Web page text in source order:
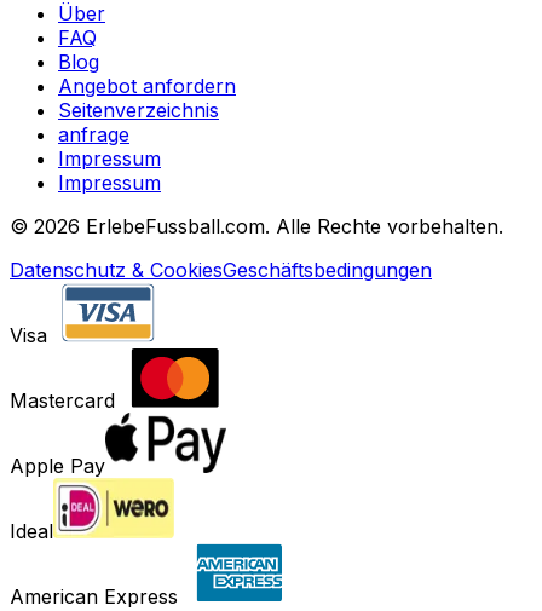
Über
FAQ
Blog
Angebot anfordern
Seitenverzeichnis
anfrage
Impressum
Impressum
© 2026 ErlebeFussball.com. Alle Rechte vorbehalten.
Datenschutz & CookiesGeschäftsbedingungen
Visa
Mastercard
Apple Pay
Ideal
American Express